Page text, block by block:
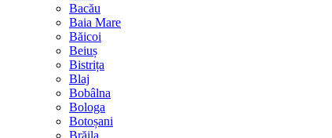
Bacău
Baia Mare
Băicoi
Beiuș
Bistrița
Blaj
Bobâlna
Bologa
Botoșani
Brăila